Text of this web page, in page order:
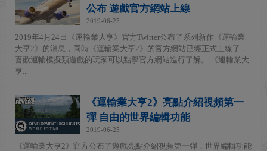
公布 遊戲官方網站上線
2019-06-25
2019年4月24日《運輸業大亨》官方Twitter公布了系列新作《運輸業
大亨2》的消息，同時《運輸業大亨2》的官方網站已經正式上線了，
喜歡運輸模擬類遊戲的玩家可以點擊官方網站進行了解。 《運輸業大
亨...
《運輸業大亨2》亮點介紹視頻第一
彈 自由的世界編輯功能
2019-06-25
《運輸業大亨2》官方公布了遊戲亮點介紹視頻第一彈，世界編輯功能